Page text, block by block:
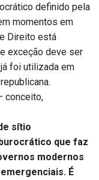
definido pela
momentos em
Direito está
exceção deve ser
foi utilizada em
conceito,
sítio
que faz
modernos
É